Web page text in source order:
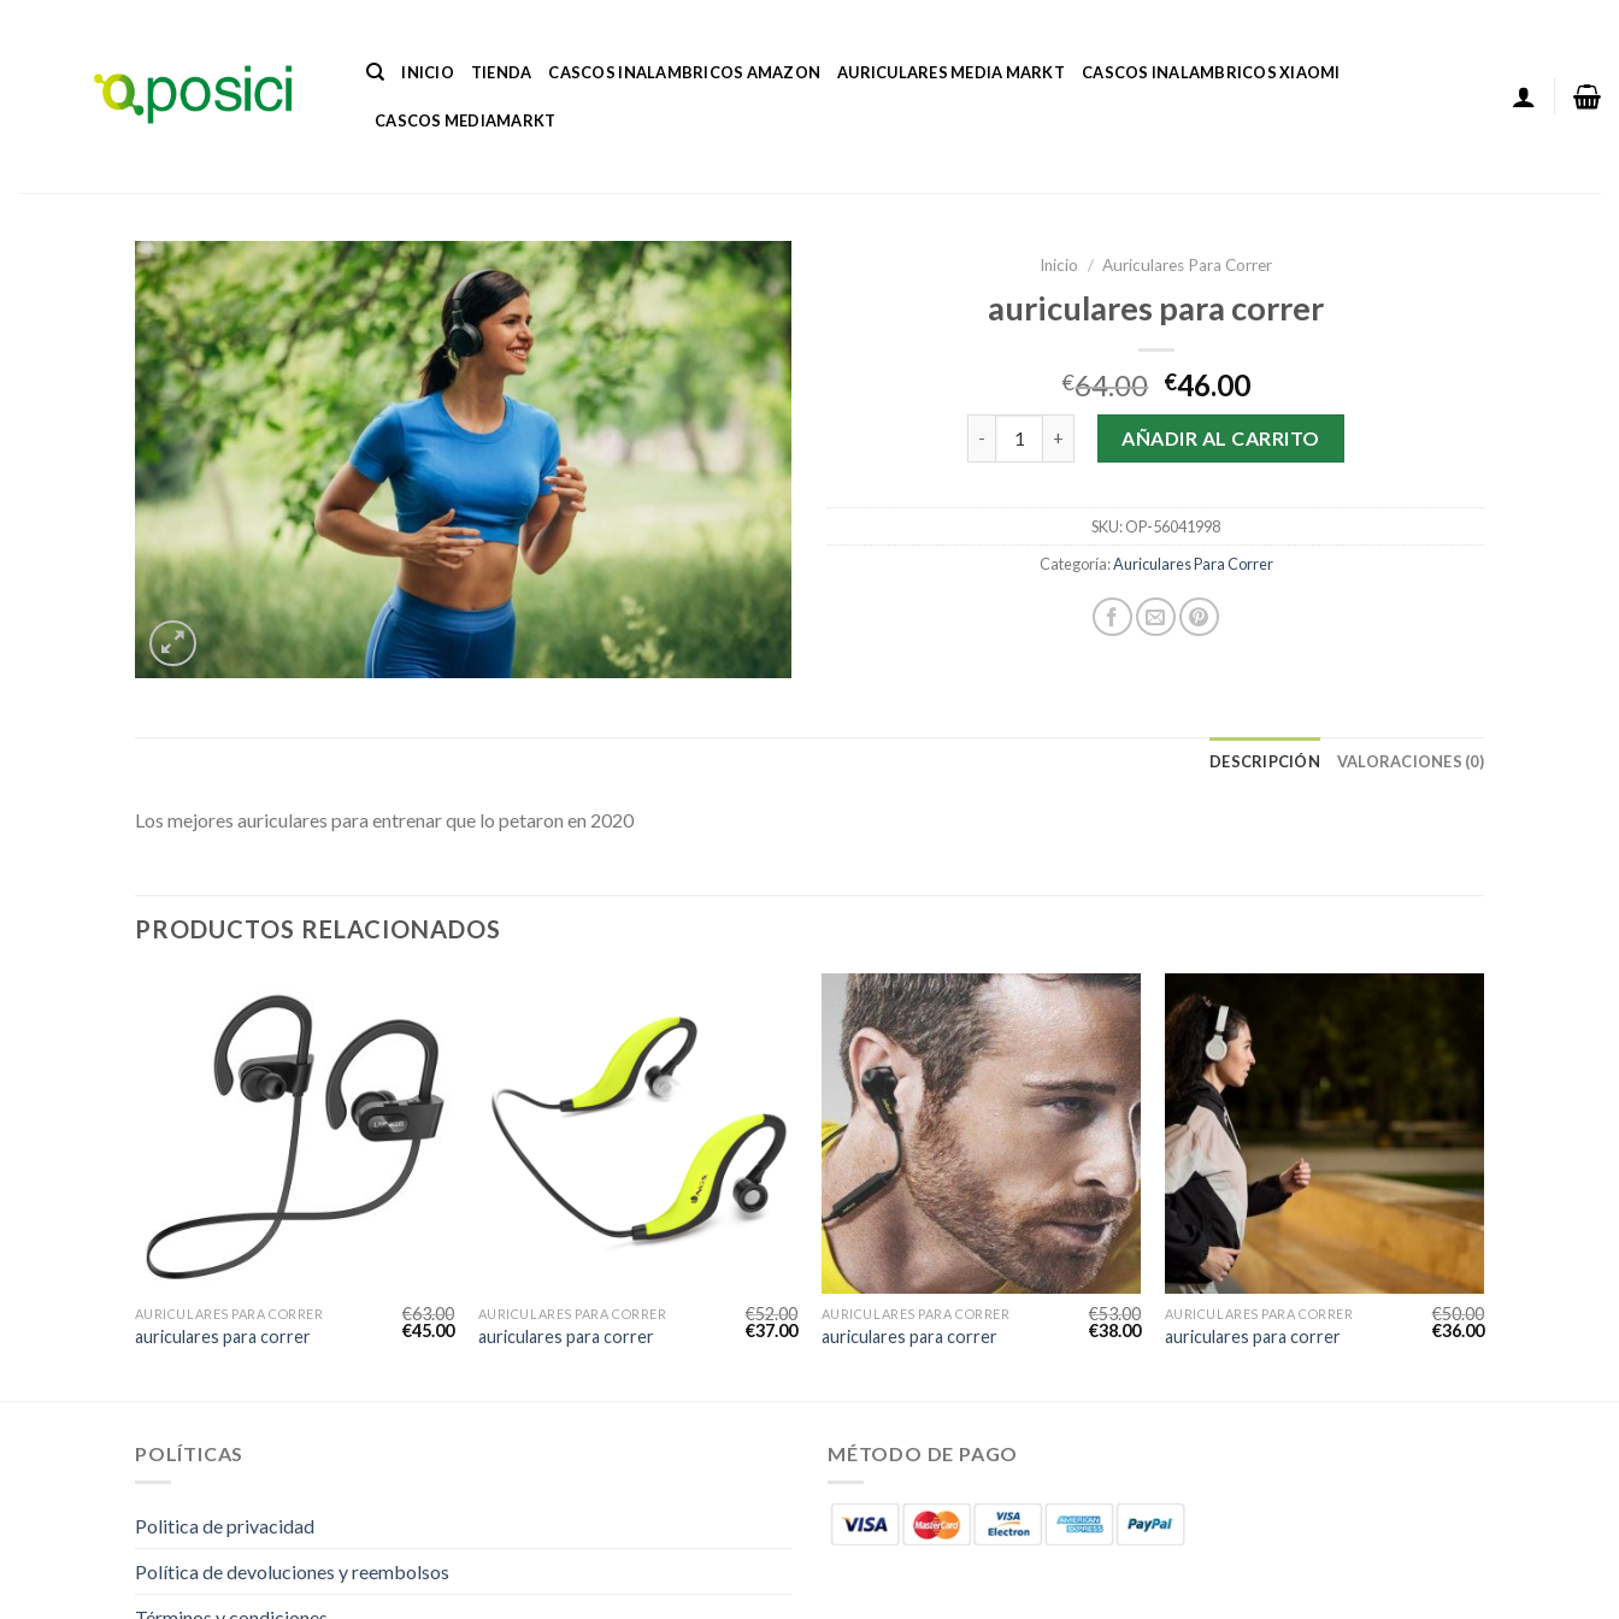
INICIO TIENDA CASCOS INALAMBRICOS AMAZON AURICULARES MEDIA MARKT CASCOS INALAMBRICOS XIAOMI
CASCOS MEDIAMARKT
Inicio / Auriculares Para Correr
auriculares para correr
€64.00 €46.00
auriculares para correr cantidadAÑADIR AL CARRITO
SKU:OP-56041998
Categoría:Auriculares Para Correr
DESCRIPCIÓN VALORACIONES (0)
Los mejores auriculares para entrenar que lo petaron en 2020
PRODUCTOS RELACIONADOS
AURICULARES PARA CORRER
auriculares para correr
€63.00
€45.00
AURICULARES PARA CORRER
auriculares para correr
€52.00
€37.00
AURICULARES PARA CORRER
auriculares para correr
€53.00
€38.00
AURICULARES PARA CORRER
auriculares para correr
€50.00
€36.00
POLÍTICAS
Politica de privacidad
Política de devoluciones y reembolsos
MÉTODO DE PAGO